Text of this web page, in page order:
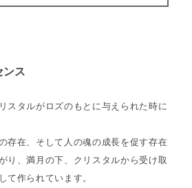
ンス
スタルがロズのもとに与えられた時に
存在、そして人の魂の成長を促す存在
り、満月の下、クリスタルから受け取
て作られています。